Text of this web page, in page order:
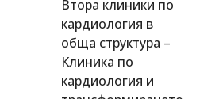
Втора клиники по
кардиология в
обща структура –
Клиника по
кардиология и